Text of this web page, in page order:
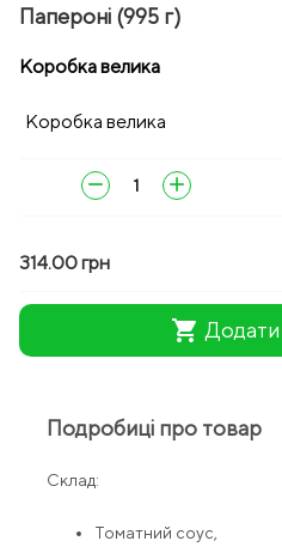
Папероні (995 г)
Коробка велика
Коробка велика
remove add
314.00 грн
shopping_cart
Подробиці про товар
Склад:
Томатний соус,